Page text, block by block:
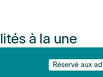
à la une
Réservé aux